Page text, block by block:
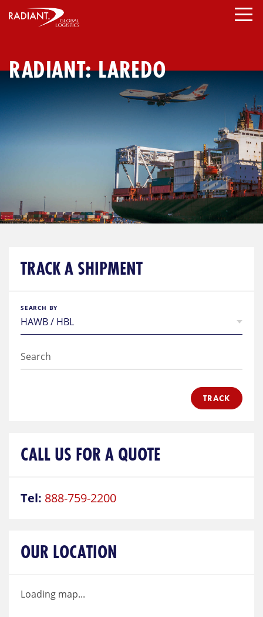
RADIANT: LAREDO
TRACK A SHIPMENT
SEARCH BY
TRACK
CALL US FOR A QUOTE
Tel: 888-759-2200
OUR LOCATION
Loading map...